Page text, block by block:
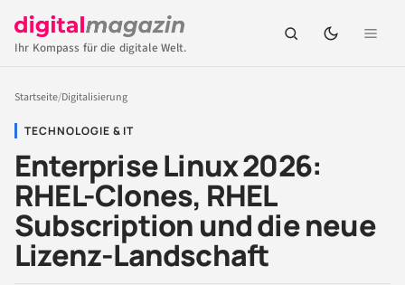
Ihr Kompass für die digitale Welt.
Startseite/Digitalisierung
TECHNOLOGIE & IT
Enterprise Linux 2026:
RHEL-Clones, RHEL
Subscription und die neue
Lizenz-Landschaft